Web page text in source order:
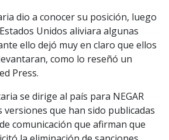
dio a conocer su posición, luego
Unidos aliviara algunas
ello dejó muy en claro que ellos
como lo reseñó un
Press.
se dirige al país para NEGAR
versiones que han sido publicadas
comunicación que afirman que